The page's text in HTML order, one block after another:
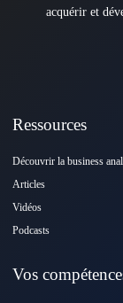
acquérir et
Ressources
Découvrir la business
Articles
Vidéos
Podcasts
Vos